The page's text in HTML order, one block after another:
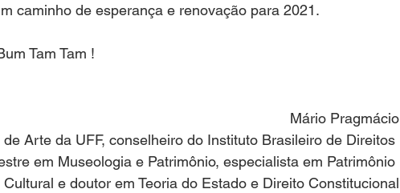
caminho de esperança e renovação para 2021.
Tam Tam !
Mário Pragmácio
Arte da UFF, conselheiro do Instituto Brasileiro de Direitos
em Museologia e Patrimônio, especialista em Patrimônio
Cultural e doutor em Teoria do Estado e Direito Constitucional